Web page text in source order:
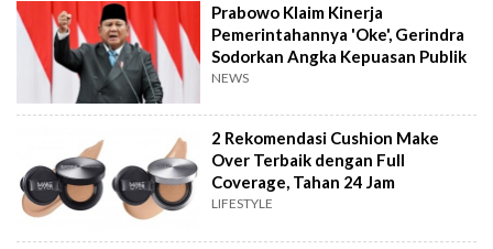
Prabowo Klaim Kinerja
Pemerintahannya 'Oke', Gerindra
Sodorkan Angka Kepuasan Publik
NEWS
2 Rekomendasi Cushion Make
Over Terbaik dengan Full
Coverage, Tahan 24 Jam
LIFESTYLE